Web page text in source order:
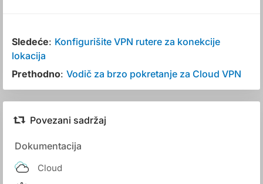
Sledeće: Konfigurišite VPN rutere za konekcije
lokacija
Prethodno: Vodič za brzo pokretanje za Cloud VPN
Povezani sadržaj
Dokumentacija
Cloud